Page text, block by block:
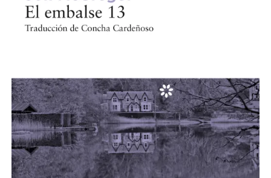
NOVELA GRÁFICA
BOOKTAG
NOVEDADES DEL MES